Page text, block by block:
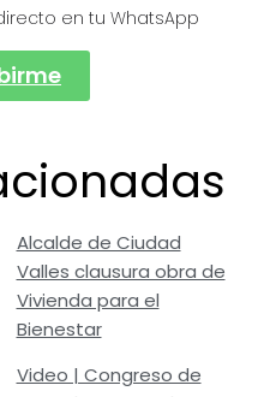
en tu WhatsApp
Alcalde de Ciudad
Valles clausura obra de
Vivienda para el
Bienestar
Video | Congreso de